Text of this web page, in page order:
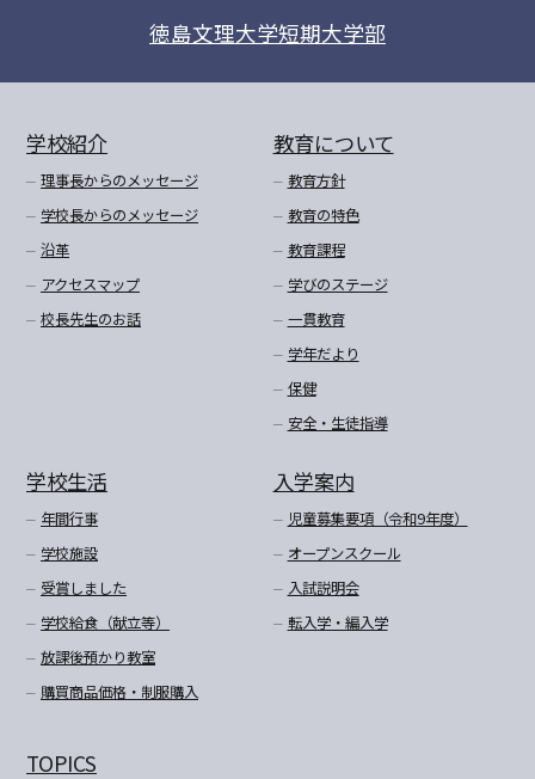
徳島文理大学短期大学部
学校紹介
理事長からのメッセージ
学校長からのメッセージ
沿革
アクセスマップ
校長先生のお話
教育について
教育方針
教育の特色
教育課程
学びのステージ
一貫教育
学年だより
保健
安全・生徒指導
学校生活
年間行事
学校施設
受賞しました
学校給食（献立等）
放課後預かり教室
購買商品価格・制服購入
入学案内
児童募集要項（令和9年度）
オープンスクール
入試説明会
転入学・編入学
TOPICS